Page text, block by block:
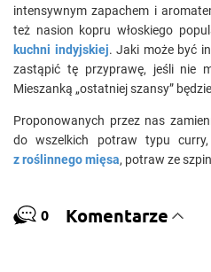
intensywnym zapachem i
też nasion kopru włoskiego
kuchni indyjskiej. Jaki może być
zastąpić tę przyprawę, jeśli nie
Mieszanką „ostatniej szansy”
Proponowanych przez nas
do wszelkich potraw typu
z roślinnego mięsa, potraw ze
0 Komentarze